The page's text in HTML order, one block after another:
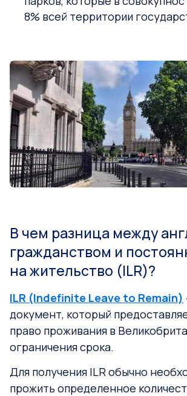
8% всей территории
В чем разница между
гражданством и
на жительство (ILR)?
ILR (Indefinite Leave to Remain)
документ, который
право проживания в
ограничения срока.
Для получения ILR обычно
прожить определенное